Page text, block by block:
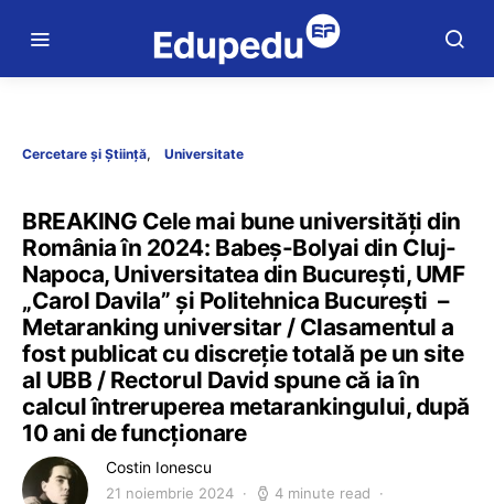
Cercetare și Știință Universitate
BREAKING Cele mai bune universități din
România în 2024: Babeș-Bolyai din Cluj-
Napoca, Universitatea din București, UMF
„Carol Davila” și Politehnica București –
Metaranking universitar / Clasamentul a
fost publicat cu discreție totală pe un site
al UBB / Rectorul David spune că ia în
calcul întreruperea metarankingului, după
10 ani de funcționare
Costin Ionescu
21 noiembrie 2024 4 minute read